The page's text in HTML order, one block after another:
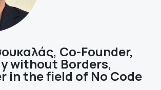
Co-Founder,
without Borders,
in the field of No Code